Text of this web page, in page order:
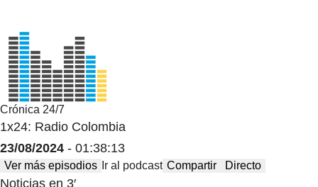
Crónica 24/7
1x24: Radio Colombia
23/08/2024 - 01:38:13
Ver más episodios Ir al podcast Compartir Directo
Noticias en 3′